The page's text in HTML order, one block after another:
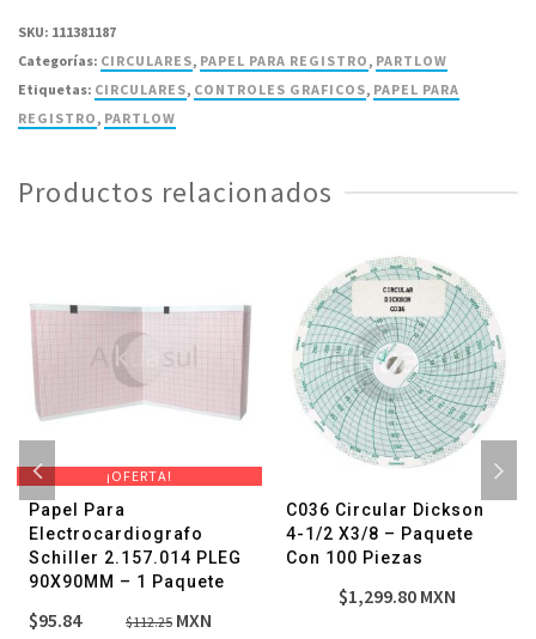
Paquete
100
SKU: 111381187
Categorías: CIRCULARES, PAPEL PARA REGISTRO, PARTLOW
Etiquetas: CIRCULARES, CONTROLES GRAFICOS, PAPEL PARA
REGISTRO, PARTLOW
Productos relacionados
¡OFERTA!
Papel Para
Electrocardiografo
Schiller 2.157.014 PLEG
90X90MM – 1 Paquete
$112.25 El
$95.84
El
MXN
C036 Circular Dickson
4-1/2 X3/8 – Paquete
Con 100 Piezas
$1,299.80MXN